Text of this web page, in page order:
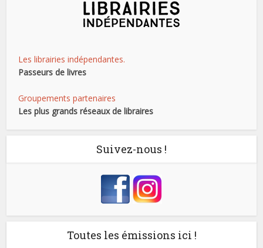
Les librairies indépendantes.
Passeurs de livres
Groupements partenaires
Les plus grands réseaux de libraires
Suivez-nous !
Toutes les émissions ici !